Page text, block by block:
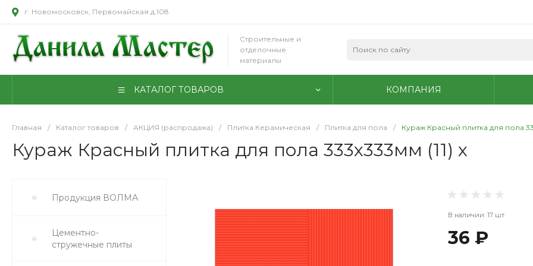
г. Новомосковск, Первомайская д.108
Строительные и
отделочные
материалы
КАТАЛОГ ТОВАРОВ КОМПАНИЯ
Главная / Каталог товаров / АКЦИЯ (распродажа) / Плитка Керамическая / Плитка для пола / Кураж Красный плитка для пола
Кураж Красный плитка для пола 333х333мм (11) х
Продукция ВОЛМА
Цементно-
стружечные плиты
В наличии: 17 шт
36 ₽